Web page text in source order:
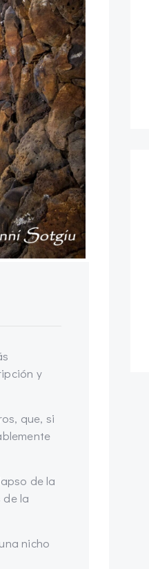
y
que, si
de la
la
nicho